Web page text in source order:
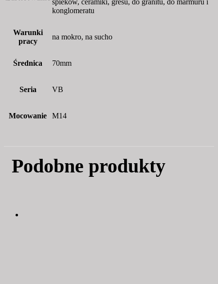
spieków, ceramiki, gresu, do granitu, do marmuru i
konglomeratu
Warunki
pracy
na mokro, na sucho
Średnica 70mm
Seria VB
Mocowanie M14
Podobne produkty